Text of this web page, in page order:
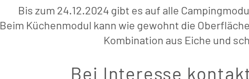
Bis zum 24.12.2024 gibt es auf alle
Beim Küchenmodul kann wie gewohnt die
Kombination aus Eiche und
Bei Interesse